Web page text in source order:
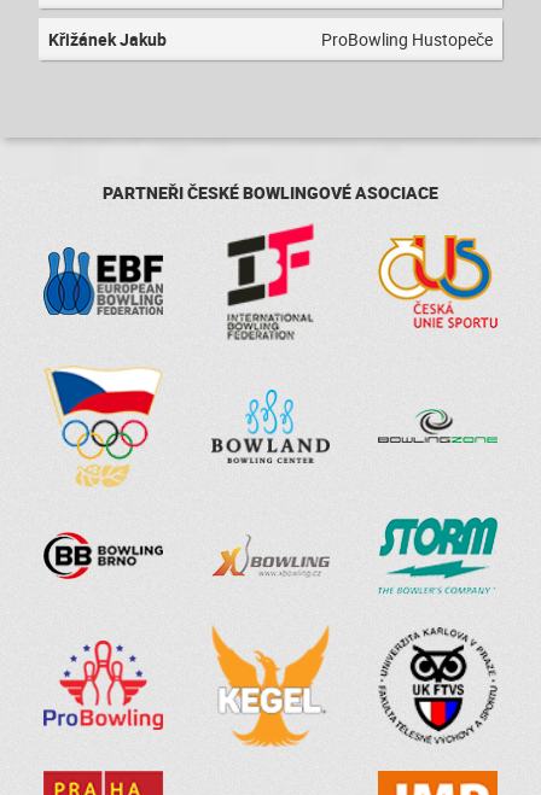
Křižánek Jakub ProBowling Hustopeče
PARTNEŘI ČESKÉ BOWLINGOVÉ ASOCIACE